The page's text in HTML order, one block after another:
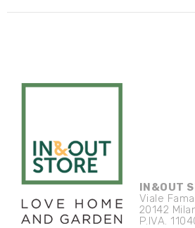
IN&OUT
Viale
20142
P.IVA.